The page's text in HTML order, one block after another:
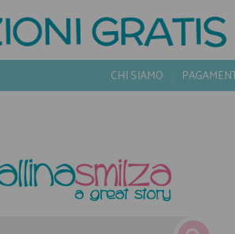
CHI SIAMO